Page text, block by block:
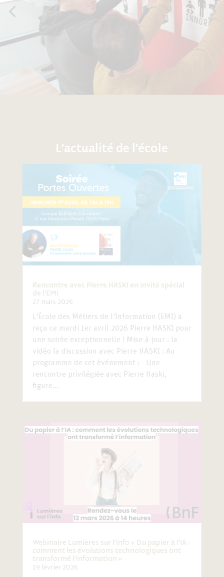
L’actualité de l’école
Rencontre avec Pierre HASKI en invité spécial
de l’EMI
27 mars 2026
L'École des Métiers de l'Information (EMI) a
reçu ce mardi 1er avril 2026 Pierre HASKI pour
une soirée exceptionnelle ! Mise-à-jour : la
vidéo la discussion avec Pierre HASKI : Au
programme de cet événement : - Une
rencontre privilégiée avec Pierre Haski,
figure...
Webinaire Lumières sur l’info « Du papier à l’IA :
comment les évolutions technologiques ont
transformé l’information »
19 février 2026